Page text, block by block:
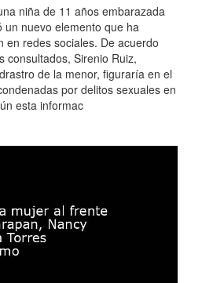
niña de 11 años embarazada
nuevo elemento que ha
en redes sociales. De acuerdo
consultados, Sirenio Ruiz,
de la menor, figuraría en el
por delitos sexuales en
esta informac